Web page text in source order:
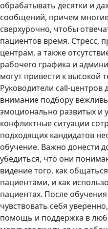
обрабатывать десятки и
сообщений, причем
сверхурочно, чтобы
пациентов время. Стресс,
центрам, а также
рабочего графика и
могут привести к высокой
Руководители call-центров
внимание подбору
эмоционально развитых
конфликтные ситуации
подходящих кандидатов
обучение. Важно донести
убедиться, что они
видение того, как
пациентами, и как
пациентах. После
чувствовать себя
помощь и поддержка в